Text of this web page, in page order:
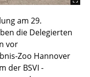
am 29.
die Delegierten
vor
Zoo Hannover
der BSVI -